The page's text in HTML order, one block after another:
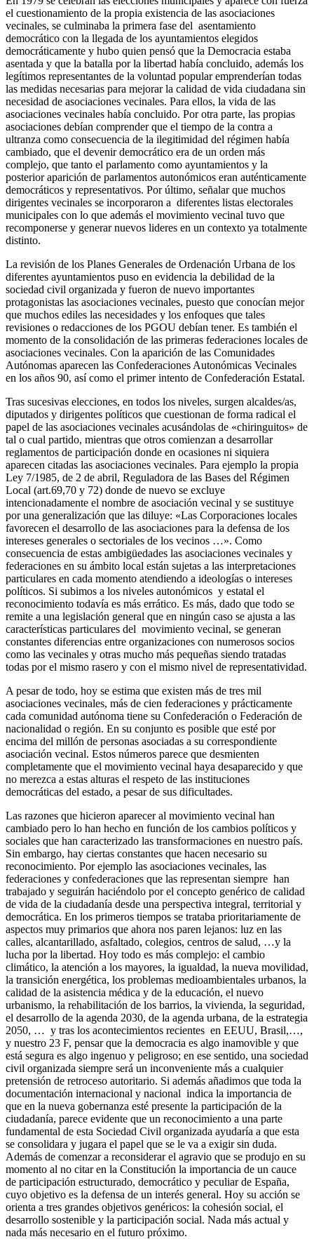
el cuestionamiento de la propia existencia de las asociaciones
vecinales, se culminaba la primera fase del asentamiento
democrático con la llegada de los ayuntamientos elegidos
democráticamente y hubo quien pensó que la Democracia estaba
asentada y que la batalla por la libertad había concluido, además los
legítimos representantes de la voluntad popular emprenderían todas
las medidas necesarias para mejorar la calidad de vida ciudadana sin
necesidad de asociaciones vecinales. Para ellos, la vida de las
asociaciones vecinales había concluido. Por otra parte, las propias
asociaciones debían comprender que el tiempo de la contra a
ultranza como consecuencia de la ilegitimidad del régimen había
cambiado, que el devenir democrático era de un orden más
complejo, que tanto el parlamento como ayuntamientos y la
posterior aparición de parlamentos autonómicos eran auténticamente
democráticos y representativos. Por último, señalar que muchos
dirigentes vecinales se incorporaron a diferentes listas electorales
municipales con lo que además el movimiento vecinal tuvo que
recomponerse y generar nuevos lideres en un contexto ya totalmente
distinto.
La revisión de los Planes Generales de Ordenación Urbana de los
diferentes ayuntamientos puso en evidencia la debilidad de la
sociedad civil organizada y fueron de nuevo importantes
protagonistas las asociaciones vecinales, puesto que conocían mejor
que muchos ediles las necesidades y los enfoques que tales
revisiones o redacciones de los PGOU debían tener. Es también el
momento de la consolidación de las primeras federaciones locales de
asociaciones vecinales. Con la aparición de las Comunidades
Autónomas aparecen las Confederaciones Autonómicas Vecinales
en los años 90, así como el primer intento de Confederación Estatal.
Tras sucesivas elecciones, en todos los niveles, surgen alcaldes/as,
diputados y dirigentes políticos que cuestionan de forma radical el
papel de las asociaciones vecinales acusándolas de «chiringuitos» de
tal o cual partido, mientras que otros comienzan a desarrollar
reglamentos de participación donde en ocasiones ni siquiera
aparecen citadas las asociaciones vecinales. Para ejemplo la propia
Ley 7/1985, de 2 de abril, Reguladora de las Bases del Régimen
Local (art.69,70 y 72) donde de nuevo se excluye
intencionadamente el nombre de asociación vecinal y se sustituye
por una generalización que las diluye: «Las Corporaciones locales
favorecen el desarrollo de las asociaciones para la defensa de los
intereses generales o sectoriales de los vecinos …». Como
consecuencia de estas ambigüedades las asociaciones vecinales y
federaciones en su ámbito local están sujetas a las interpretaciones
particulares en cada momento atendiendo a ideologías o intereses
políticos. Si subimos a los niveles autonómicos y estatal el
reconocimiento todavía es más errático. Es más, dado que todo se
remite a una legislación general que en ningún caso se ajusta a las
características particulares del movimiento vecinal, se generan
constantes diferencias entre organizaciones con numerosos socios
como las vecinales y otras mucho más pequeñas siendo tratadas
todas por el mismo rasero y con el mismo nivel de representatividad.
A pesar de todo, hoy se estima que existen más de tres mil
asociaciones vecinales, más de cien federaciones y prácticamente
cada comunidad autónoma tiene su Confederación o Federación de
nacionalidad o región. En su conjunto es posible que esté por
encima del millón de personas asociadas a su correspondiente
asociación vecinal. Estos números parece que desmienten
completamente que el movimiento vecinal haya desaparecido y que
no merezca a estas alturas el respeto de las instituciones
democráticas del estado, a pesar de sus dificultades.
Las razones que hicieron aparecer al movimiento vecinal han
cambiado pero lo han hecho en función de los cambios políticos y
sociales que han caracterizado las transformaciones en nuestro país.
Sin embargo, hay ciertas constantes que hacen necesario su
reconocimiento. Por ejemplo las asociaciones vecinales, las
federaciones y confederaciones que las representan siempre han
trabajado y seguirán haciéndolo por el concepto genérico de calidad
de vida de la ciudadanía desde una perspectiva integral, territorial y
democrática. En los primeros tiempos se trataba prioritariamente de
aspectos muy primarios que ahora nos paren lejanos: luz en las
calles, alcantarillado, asfaltado, colegios, centros de salud, …y la
lucha por la libertad. Hoy todo es más complejo: el cambio
climático, la atención a los mayores, la igualdad, la nueva movilidad,
la transición energética, los problemas medioambientales urbanos, la
calidad de la asistencia médica y de la educación, el nuevo
urbanismo, la rehabilitación de los barrios, la vivienda, la seguridad,
el desarrollo de la agenda 2030, de la agenda urbana, de la estrategia
2050, … y tras los acontecimientos recientes en EEUU, Brasil,…,
y nuestro 23 F, pensar que la democracia es algo inamovible y que
está segura es algo ingenuo y peligroso; en ese sentido, una sociedad
civil organizada siempre será un inconveniente más a cualquier
pretensión de retroceso autoritario. Si además añadimos que toda la
documentación internacional y nacional indica la importancia de
que en la nueva gobernanza esté presente la participación de la
ciudadanía, parece evidente que un reconocimiento a una parte
fundamental de esta Sociedad Civil organizada ayudaría a que esta
se consolidara y jugara el papel que se le va a exigir sin duda.
Además de comenzar a reconsiderar el agravio que se produjo en su
momento al no citar en la Constitución la importancia de un cauce
de participación estructurado, democrático y peculiar de España,
cuyo objetivo es la defensa de un interés general. Hoy su acción se
orienta a tres grandes objetivos genéricos: la cohesión social, el
desarrollo sostenible y la participación social. Nada más actual y
nada más necesario en el futuro próximo.